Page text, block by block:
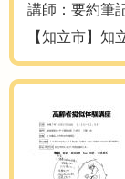
講師：要約筆
【知立市】知